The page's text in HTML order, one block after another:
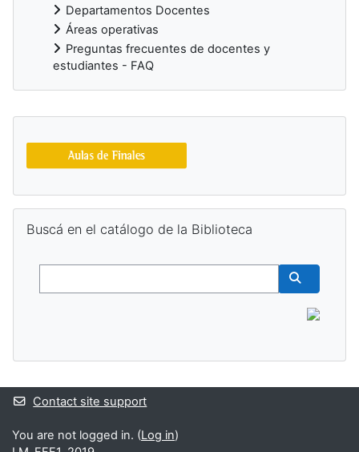
Departamentos Docentes
Áreas operativas
Preguntas frecuentes de docentes y
estudiantes - FAQ
Supplementary blocks
Buscá en el catálogo de la Biblioteca
Buscar
Contact site support
You are not logged in. (Log in)